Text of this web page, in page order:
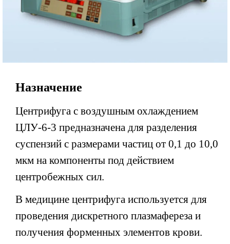
Назначение
Центрифуга с воздушным охлаждением
ЦЛУ-6-3 предназначена для разделения
суспензий с размерами частиц от 0,1 до 10,0
мкм на компоненты под действием
центробежных сил.
В медицине центрифуга используется для
проведения дискретного плазмафереза и
получения форменных элементов крови.